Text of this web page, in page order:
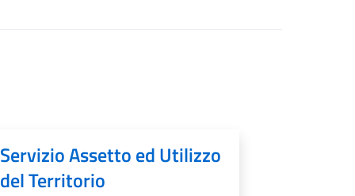
Servizio Assetto ed Utilizzo
del Territorio